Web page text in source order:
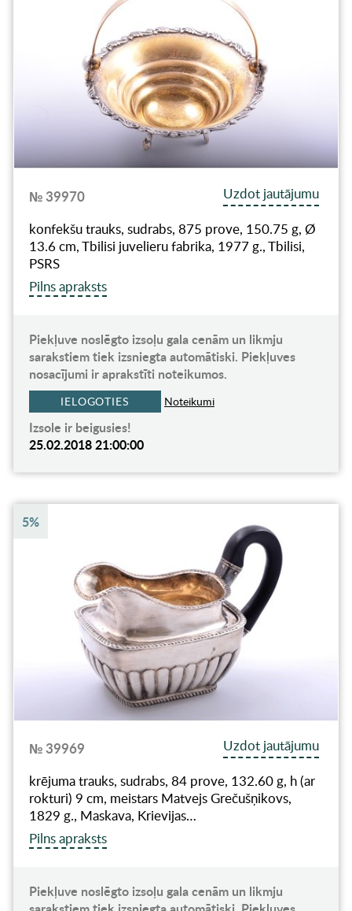
№ 39970
Uzdot jautājumu
konfekšu trauks, sudrabs, 875 prove, 150.75 g, Ø
13.6 cm, Tbilisi juvelieru fabrika, 1977 g., Tbilisi,
PSRS
Pilns apraksts
Piekļuve noslēgto izsoļu gala cenām un likmju
sarakstiem tiek izsniegta automātiski. Piekļuves
nosacījumi ir aprakstīti noteikumos.
IELOGOTIES Noteikumi
Izsole ir beigusies!
25.02.2018 21:00:00
5%
№ 39969
Uzdot jautājumu
krējuma trauks, sudrabs, 84 prove, 132.60 g, h (ar
rokturi) 9 cm, meistars Matvejs Grečušņikovs,
1829 g., Maskava, Krievijas…
Pilns apraksts
Piekļuve noslēgto izsoļu gala cenām un likmju